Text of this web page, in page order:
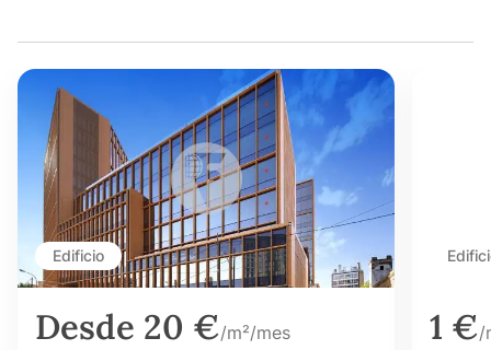
Edificio
Desde 20 €/m²/mes
1 €/